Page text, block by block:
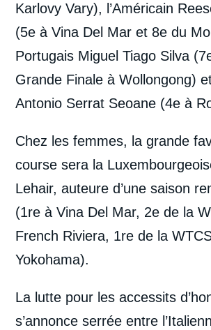
Karlovy Vary), l’Américain
(5e à Vina Del Mar et 8e du
Portugais Miguel Tiago Silva
Grande Finale à Wollongong) et
Antonio Serrat Seoane (4e à
Chez les femmes, la grande
course sera la
Lehair, auteure d’une saison
(1re à Vina Del Mar, 2e de la
French Riviera, 1re de la
Yokohama).
La lutte pour les accessits
s’annonce serrée entre